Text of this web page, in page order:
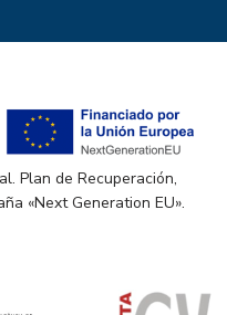
Plan de Recuperación,
«Next Generation EU».